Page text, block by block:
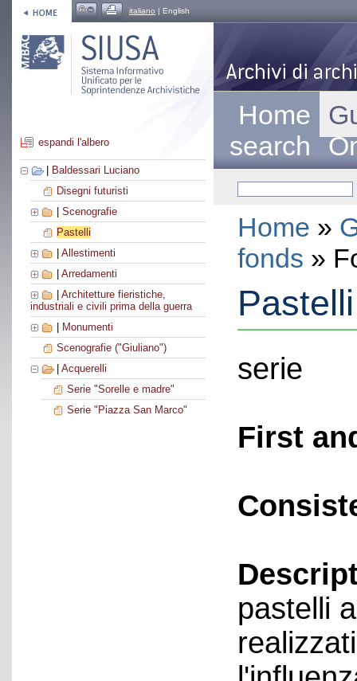
italiano | English
espandi l'albero
Baldessari Luciano
Disegni futuristi
Scenografie
Pastelli
Allestimenti
Arredamenti
Architetture fieristiche,
industriali e civili prima della guerra
Monumenti
Scenografie ("Giuliano")
Acquerelli
Serie "Sorelle e madre"
Serie "Piazza San Marco"
Home
search
Home »
fonds »
Pastelli
serie
First
pastelli